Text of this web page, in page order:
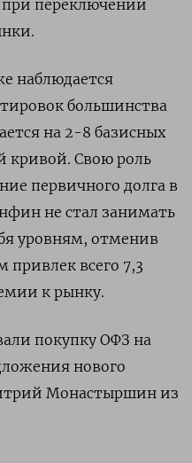
переключении
наблюдается
большинства
на 2-8 базисных
кривой. Свою роль
первичного долга в
не стал занимать
уровням, отменив
привлек всего 7,3
к рынку.
покупку ОФЗ на
нового
Монастыршин из